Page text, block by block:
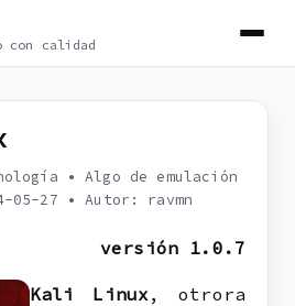
con calidad
•Algo de emulación
05-27 •Autor: ravmn
versión 1.0.7
Kali Linux, otrora